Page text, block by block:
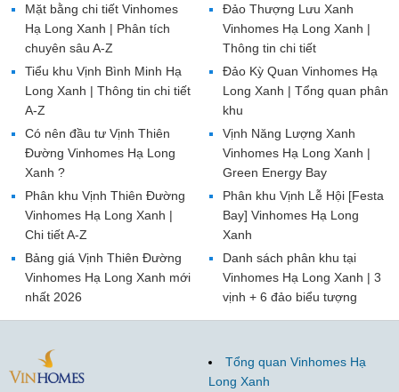
Đảo Thượng Lưu Xanh
Vinhomes Hạ Long Xanh |
Thông tin chi tiết
Đảo Kỳ Quan Vinhomes Hạ
Long Xanh | Tổng quan phân
khu
Vịnh Năng Lượng Xanh
Vinhomes Hạ Long Xanh |
Green Energy Bay
Phân khu Vịnh Lễ Hội [Festa
Bay] Vinhomes Hạ Long
Xanh
Danh sách phân khu tại
Vinhomes Hạ Long Xanh | 3
vịnh + 6 đảo biểu tượng
Mặt bằng chi tiết Vinhomes
Hạ Long Xanh | Phân tích
chuyên sâu A-Z
Tiểu khu Vịnh Bình Minh Hạ
Long Xanh | Thông tin chi tiết
A-Z
Có nên đầu tư Vịnh Thiên
Đường Vinhomes Hạ Long
Xanh ?
Phân khu Vịnh Thiên Đường
Vinhomes Hạ Long Xanh |
Chi tiết A-Z
Bảng giá Vịnh Thiên Đường
Vinhomes Hạ Long Xanh mới
nhất 2026
Tổng quan Vinhomes Hạ
Long Xanh